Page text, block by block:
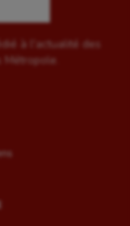
à l'actualité des